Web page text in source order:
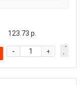
123.73 р.
+
-